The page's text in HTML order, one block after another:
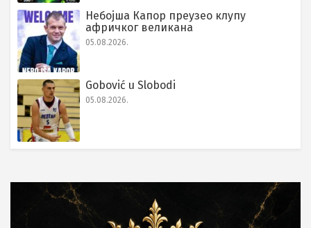
Небојша Капор преузео клупу
афричког великана
05.08.2026.
Gobović u Slobodi
05.08.2026.